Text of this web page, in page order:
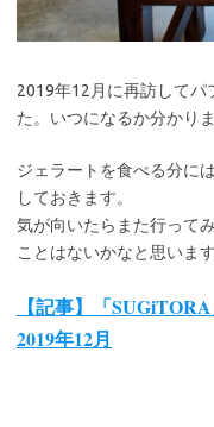
2019年12月に再訪してパ
た。いつになるか分かり
ジェラートを食べる分に
しておきます。
気が向いたらまた行って
ことはないかなと思います
【記事】「
2019年12月